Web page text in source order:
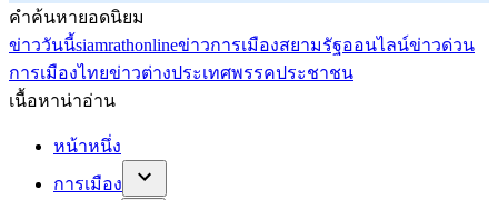
คำค้นหายอดนิยม
ข่าววันนี้siamrathonlineข่าวการเมืองสยามรัฐออนไลน์ข่าวด่วน
การเมืองไทยข่าวต่างประเทศพรรคประชาชน
เนื้อหาน่าอ่าน
หน้าหนึ่ง
การเมือง